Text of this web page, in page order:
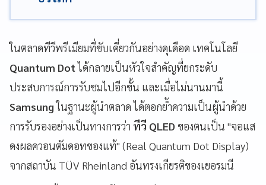
ในตลาดทีวีพรีเมียมที่ขับเคี่ยวกันอย่างดุเดือด เทคโนโลยี
Quantum Dotได้กลายเป็นหัวใจสำคัญที่ยกระดับ
ประสบการณ์การรับชมไปอีกขั้น และเมื่อไม่นานมานี้
Samsungในฐานะผู้นำตลาด ได้ตอกย้ำความเป็นผู้นำด้วย
การรับรองอย่างเป็นทางการว่า ทีวี QLED ของตนเป็น "จอแส
ดงผลควอนตัมดอทของแท้" (Real Quantum Dot Display)
จากสถาบัน TÜV Rheinland อันทรงเกียรติของเยอรมนี